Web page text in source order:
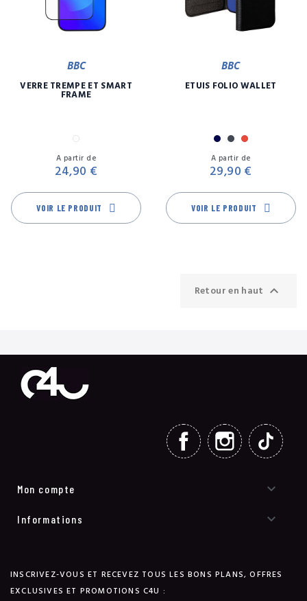
BBC
VERRE TREMPÉ ET SMART
FRAME
Transparent
A partir de
24,90 €
VOIR LE PRODUIT
BBC
ETUIS FOLIO WALLET
Marine
NoirRouge
A partir de
29,90 €
VOIR LE PRODUIT
Retour en haut 
FACEBOOK INSTAGRAM
Mon compte 
Informations 
INSCRIVEZ-VOUS ET RECEVEZ TOUS LES BONS PLANS, OFFRES
EXCLUSIVES ET PROMOTIONS C4U :